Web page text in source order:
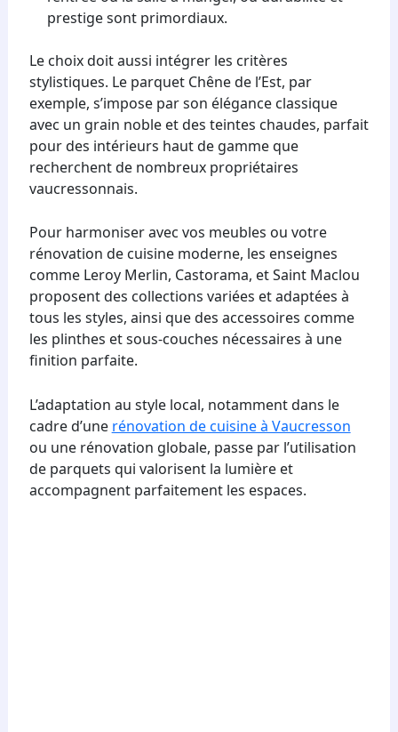
prestige sont primordiaux.
Le choix doit aussi intégrer les critères
stylistiques. Le parquet Chêne de l’Est, par
exemple, s’impose par son élégance classique
avec un grain noble et des teintes chaudes, parfait
pour des intérieurs haut de gamme que
recherchent de nombreux propriétaires
vaucressonnais.
Pour harmoniser avec vos meubles ou votre
rénovation de cuisine moderne, les enseignes
comme Leroy Merlin, Castorama, et Saint Maclou
proposent des collections variées et adaptées à
tous les styles, ainsi que des accessoires comme
les plinthes et sous-couches nécessaires à une
finition parfaite.
L’adaptation au style local, notamment dans le
cadre d’une rénovation de cuisine à Vaucresson
ou une rénovation globale, passe par l’utilisation
de parquets qui valorisent la lumière et
accompagnent parfaitement les espaces.